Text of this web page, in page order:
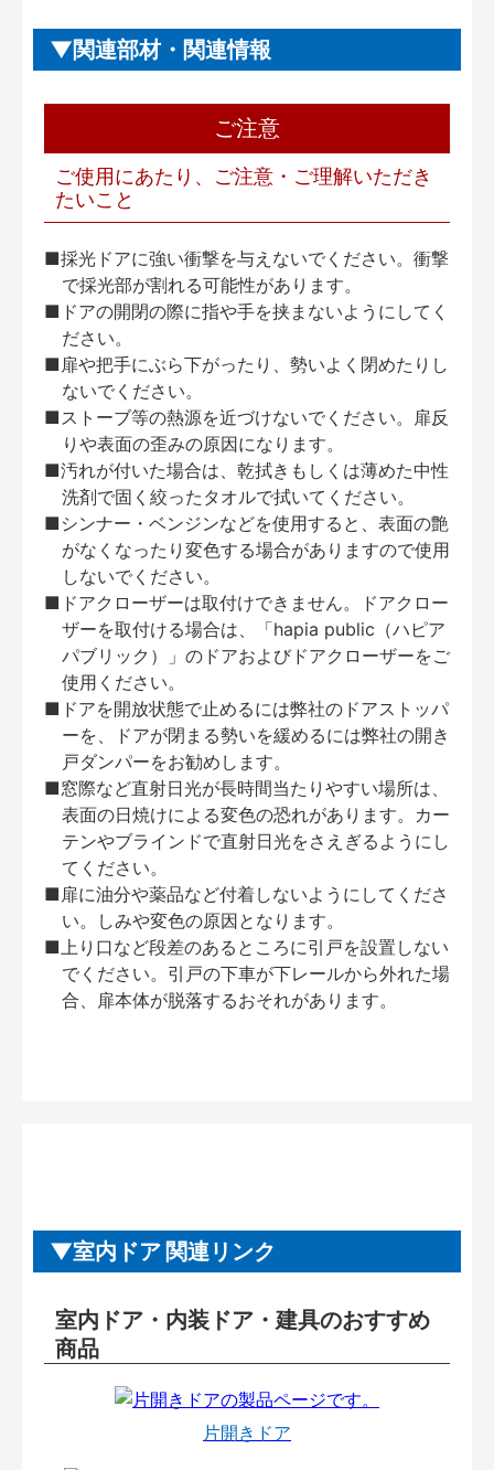
関連部材・関連情報
ご注意
ご使用にあたり、ご注意・ご理解いただき
たいこと
■採光ドアに強い衝撃を与えないでください。衝撃
で採光部が割れる可能性があります。
■ドアの開閉の際に指や手を挟まないようにしてく
ださい。
■扉や把手にぶら下がったり、勢いよく閉めたりし
ないでください。
■ストーブ等の熱源を近づけないでください。扉反
りや表面の歪みの原因になります。
■汚れが付いた場合は、乾拭きもしくは薄めた中性
洗剤で固く絞ったタオルで拭いてください。
■シンナー・ベンジンなどを使用すると、表面の艶
がなくなったり変色する場合がありますので使用
しないでください。
■ドアクローザーは取付けできません。ドアクロー
ザーを取付ける場合は、「hapia public（ハピア
パブリック）」のドアおよびドアクローザーをご
使用ください。
■ドアを開放状態で止めるには弊社のドアストッパ
ーを、ドアが閉まる勢いを緩めるには弊社の開き
戸ダンパーをお勧めします。
■窓際など直射日光が長時間当たりやすい場所は、
表面の日焼けによる変色の恐れがあります。カー
テンやブラインドで直射日光をさえぎるようにし
てください。
■扉に油分や薬品など付着しないようにしてくださ
い。しみや変色の原因となります。
■上り口など段差のあるところに引戸を設置しない
でください。引戸の下車が下レールから外れた場
合、扉本体が脱落するおそれがあります。
室内ドア 関連リンク
室内ドア・内装ドア・建具のおすすめ
商品
片開きドア